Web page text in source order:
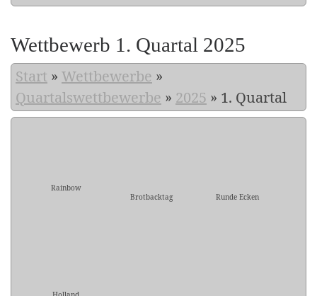
Wettbewerb 1. Quartal 2025
Start » Wettbewerbe »
Quartalswettbewerbe » 2025 » 1. Quartal
Rainbow
Brotbacktag
Runde Ecken